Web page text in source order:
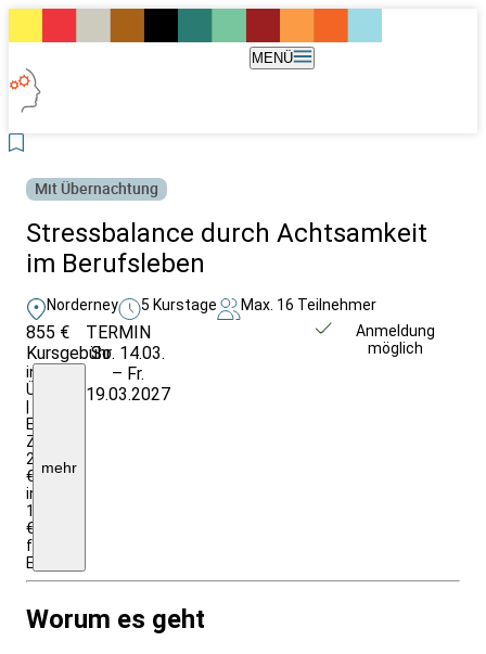
MENÜ
Mit Übernachtung
Stressbalance durch Achtsamkeit
im Berufsleben
Norderney 5 Kurstage Max. 16 Teilnehmer
855 €
Kursgebühr
inkl.
Ü/VP
EZ-
Zuschlag:
20,–
€
insgesamt;
1055
€
für
Einrichtungen/Firmen
mehr
TERMIN
So. 14.03.
– Fr.
19.03.2027
Anmeldung
möglich
Worum es geht